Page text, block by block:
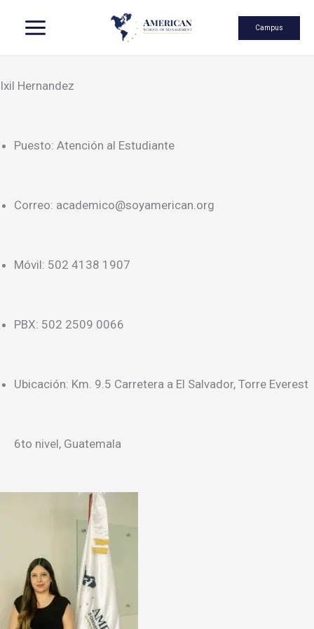
to
content
Campus
Ixil Hernandez
Puesto: Atención al Estudiante
Correo: academico@soyamerican.org
Móvil: 502 4138 1907
PBX: 502 2509 0066
Ubicación: Km. 9.5 Carretera a El Salvador, Torre Everest
6to nivel, Guatemala